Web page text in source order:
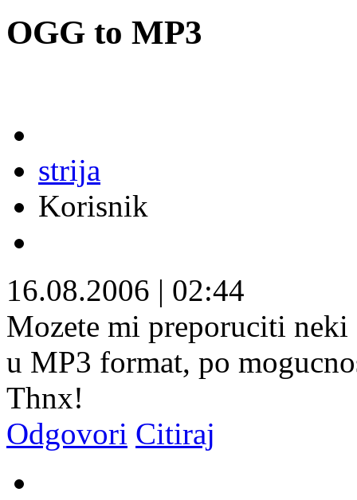
OGG to MP3
strija
Korisnik
16.08.2006 | 02:44
Mozete mi preporuciti
u MP3 format, po
Thnx!
Odgovori Citiraj